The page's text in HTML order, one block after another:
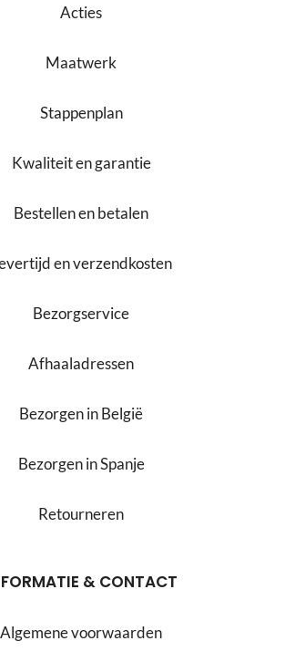
Acties
Maatwerk
Stappenplan
Kwaliteit en garantie
Bestellen en betalen
en verzendkosten
Bezorgservice
Afhaaladressen
Bezorgen in België
Bezorgen in Spanje
Retourneren
& CONTACT
Algemene voorwaarden